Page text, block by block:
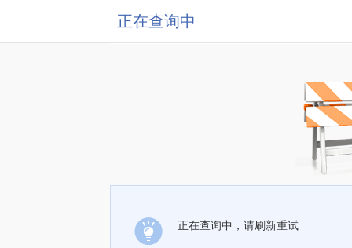
正在查询中
正在查询中，请刷新重试